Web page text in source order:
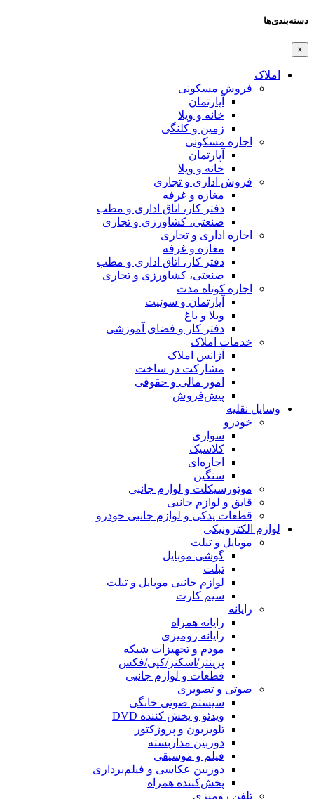
دسته‌بندی‌ها
×
املاک
فروش مسکونی
آپارتمان
خانه و ویلا
زمین و کلنگی
اجاره مسکونی
آپارتمان
خانه و ویلا
فروش اداری و تجاری
مغازه و غرفه
دفتر کار، اتاق اداری و مطب
صنعتی،‌ کشاورزی و تجاری
اجاره اداری و تجاری
مغازه و غرفه
دفتر کار، اتاق اداری و مطب
صنعتی،‌ کشاورزی و تجاری
اجاره کوتاه مدت
آپارتمان و سوئیت
ویلا و باغ
دفتر کار و فضای آموزشی
خدمات املاک
آژانس املاک
مشارکت در ساخت
امور مالی و حقوقی
پیش‌فروش
وسایل نقلیه
خودرو
سواری
کلاسیک
اجاره‌ای
سنگین
موتورسیکلت و لوازم جانبی
قایق و لوازم جانبی
قطعات یدکی و لوازم جانبی خودرو
لوازم الکترونیکی
موبایل و تبلت
گوشی موبایل
تبلت
لوازم جانبی موبایل و تبلت
سیم کارت
رایانه
رایانه همراه
رایانه رومیزی
مودم و تجهیزات شبکه
پرینتر/اسکنر/کپی/فکس
قطعات و لوازم جانبی
صوتی و تصویری
سیستم صوتی خانگی
ویدئو و پخش کننده DVD
تلویزیون و پروژکتور
دوربین مداربسته
فیلم و موسیقی
دوربین عکاسی و فیلم‌برداری
پخش‌کننده همراه
تلفن رومیزی